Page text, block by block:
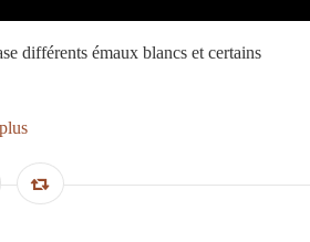
différents émaux blancs et certains